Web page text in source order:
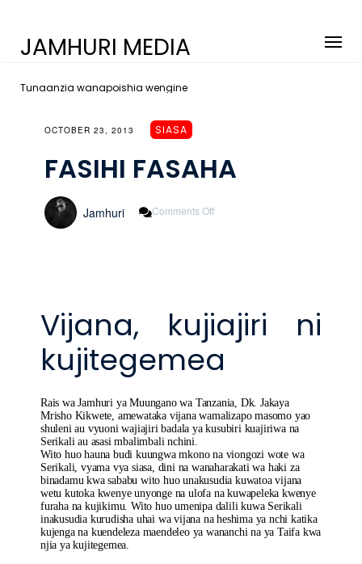
JAMHURI MEDIA
Tunaanzia wanapoishia wengine
OCTOBER 23, 2013 SIASA
FASIHI FASAHA
Jamhuri Comments Off
Vijana, kujiajiri ni
kujitegemea
Rais wa Jamhuri ya Muungano wa Tanzania, Dk. Jakaya
Mrisho Kikwete, amewataka vijana wamalizapo masomo yao
shuleni au vyuoni wajiajiri badala ya kusubiri kuajiriwa na
Serikali au asasi mbalimbali nchini.
Wito huo hauna budi kuungwa mkono na viongozi wote wa
Serikali, vyama vya siasa, dini na wanaharakati wa haki za
binadamu kwa sababu wito huo unakusudia kuwatoa vijana
wetu kutoka kwenye unyonge na ulofa na kuwapeleka kwenye
furaha na kujikimu. Wito huo umenipa dalili kuwa Serikali
inakusudia kurudisha uhai wa vijana na heshima ya nchi katika
kujenga na kuendeleza maendeleo ya wananchi na ya Taifa kwa
njia ya kujitegemea.